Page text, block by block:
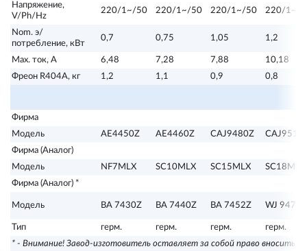
Напряжение,
V/Ph/Hz
220/1~/50 220/1~/50 220/1~/50 220/1~/
Nom. э/
потребление, кВт
0,7 0,75 1,05 1,2
Max. ток, А 6,48 7,28 7,88
10,18
Фреон R404А, кг
1,2 1,1 0,9 0,8
Фирма
Модель
AE4450Z AE4460Z CAJ9480Z
Фирма (Аналог)
Модель
NF7MLX SC10MLX SC15MLX
SC18MLX
Фирма (Аналог) *
Модель BA 7430Z BA 7440Z BA 7452Z WJ 9470Z
Тип герм. герм. герм.
герм.
* - Внимание! Завод-изготовитель оставляет за собой право вносить